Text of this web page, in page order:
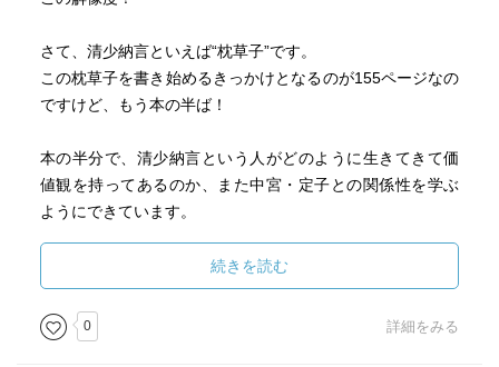
さて、清少納言といえば“枕草子”です。
この枕草子を書き始めるきっかけとなるのが155ページなの
ですけど、もう本の半ば！
本の半分で、清少納言という人がどのように生きてきて価
値観を持ってあるのか、また中宮・定子との関係性を学ぶ
ようにできています。
この時代の人たちって、
今の科学で明かされた、一般の人でも知っているような
「知識」というものは無いけれど、
文学を楽しむ「教養」や豊かな「知性」がある。
続きを読む
0 詳細をみる